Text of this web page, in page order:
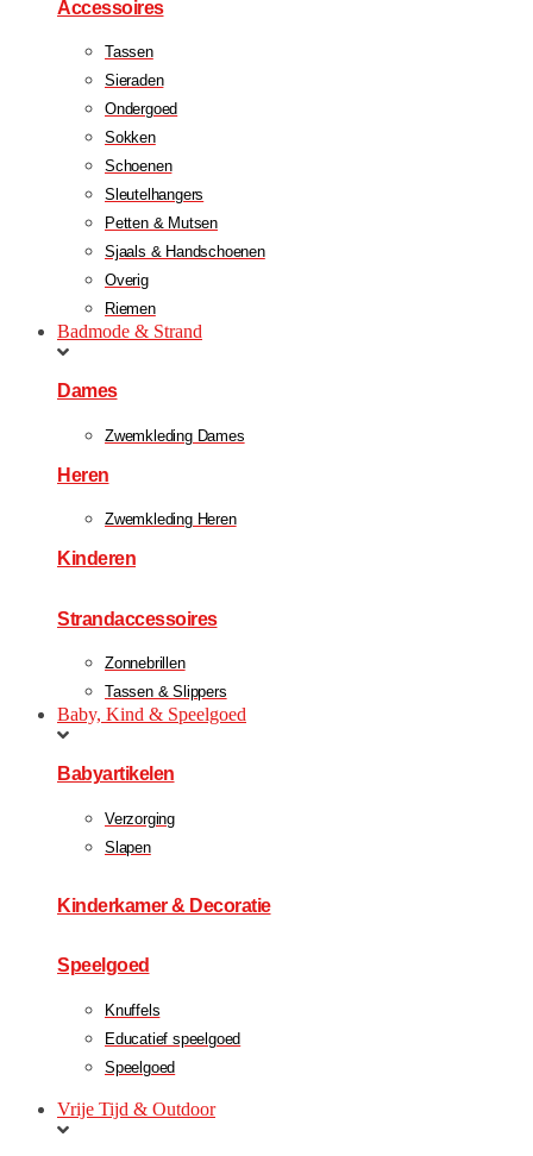
Accessoires
Tassen
Sieraden
Ondergoed
Sokken
Schoenen
Sleutelhangers
Petten & Mutsen
Sjaals & Handschoenen
Overig
Riemen
Badmode & Strand
Dames
Zwemkleding Dames
Heren
Zwemkleding Heren
Kinderen
Strandaccessoires
Zonnebrillen
Tassen & Slippers
Baby, Kind & Speelgoed
Babyartikelen
Verzorging
Slapen
Kinderkamer & Decoratie
Speelgoed
Knuffels
Educatief speelgoed
Speelgoed
Vrije Tijd & Outdoor